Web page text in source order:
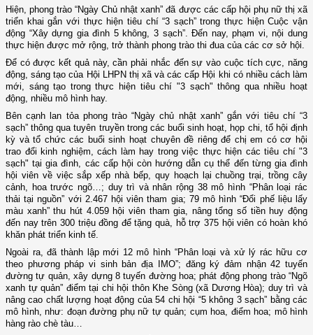
Hiện, phong trào “Ngày Chủ nhật xanh” đã được các cấp hội phụ nữ thị xã
triển khai gắn với thực hiện tiêu chí “3 sạch” trong thực hiện Cuộc vận
động “Xây dựng gia đình 5 không, 3 sạch”. Đến nay, phạm vi, nội dung
thực hiện được mở rộng, trở thành phong trào thi đua của các cơ sở hội.
Để có được kết quả này, cần phải nhắc đến sự vào cuộc tích cực, năng
động, sáng tạo của Hội LHPN thị xã và các cấp Hội khi có nhiều cách làm
mới, sáng tạo trong thực hiện tiêu chí "3 sạch" thông qua nhiều hoạt
động, nhiều mô hình hay.
Bên cạnh lan tỏa phong trào “Ngày chủ nhật xanh” gắn với tiêu chí “3
sạch” thông qua tuyên truyền trong các buổi sinh hoạt, họp chi, tổ hội định
kỳ và tổ chức các buổi sinh hoạt chuyên đề riêng để chị em có cơ hội
trao đổi kinh nghiệm, cách làm hay trong việc thực hiện các tiêu chí "3
sạch" tại gia đình, các cấp hội còn hướng dẫn cụ thể đến từng gia đình
hội viên về việc sắp xếp nhà bếp, quy hoạch lại chuồng trại, trồng cây
cảnh, hoa trước ngõ…; duy trì và nhân rộng 38 mô hình “Phân loại rác
thải tại nguồn” với 2.467 hội viên tham gia; 79 mô hình “Đổi phế liệu lấy
màu xanh” thu hút 4.059 hội viên tham gia, nâng tổng số tiền huy động
đến nay trên 300 triệu đồng để tặng quà, hỗ trợ 375 hội viên có hoàn khó
khăn phát triển kinh tế.
Ngoài ra, đã thành lập mới 12 mô hình “Phân loại và xử lý rác hữu cơ
theo phương pháp vi sinh bản địa IMO”; đăng ký đảm nhận 42 tuyến
đường tự quản, xây dựng 8 tuyến đường hoa; phát động phong trào “Ngõ
xanh tự quản” điểm tại chi hội thôn Khe Sòng (xã Dương Hòa); duy trì và
nâng cao chất lượng hoạt động của 54 chi hội “5 không 3 sạch” bằng các
mô hình, như: đoạn đường phụ nữ tự quản; cụm hoa, điểm hoa; mô hình
hàng rào chè tàu…